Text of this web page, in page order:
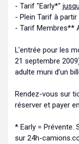
- Tarif "Early*"
- Plein Tarif à
- Tarif Membres**
L'entrée pour les
21 septembre
adulte muni d’un
Rendez-vous sur
réserver et payer
* Early = Prévente.
sur 24h-